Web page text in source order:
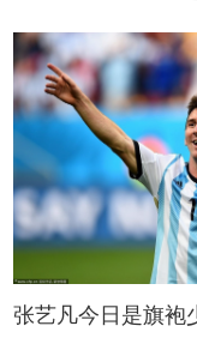
张艺凡今日是旗袍